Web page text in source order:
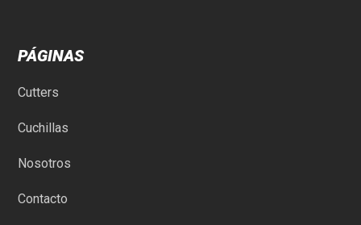
PÁGINAS
Cutters
Cuchillas
Nosotros
Contacto